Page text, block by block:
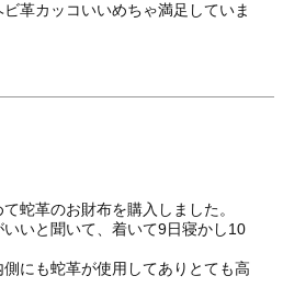
革カッコいいめちゃ満足していま
蛇革のお財布を購入しました。
いと聞いて、着いて9日寝かし10
にも蛇革が使用してありとても高